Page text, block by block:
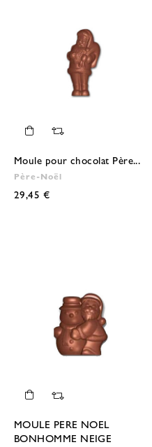
Moule pour chocolat Père...
Père-Noël
29,45 €
MOULE PERE NOEL
BONHOMME NEIGE